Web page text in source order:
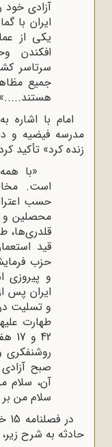
آزادی خود را
ایران با
یکی از عمال
افکندن
سرتاسر کشور،
جمیع مظاهر
هستند.....»[8]
کرد» تأکید کردند:
«با همه
است. مخالفت
حسب اعتراف شاه
محصلین و
قلدری‌ها، طلیعه
قید استعمار
حزب فرمایشی و
و پیروزی است.
ایران پس از
و تسلیت در
روشنفکری و
صبح آزادی و
سلام من بر مصدومان و
در فصلنامه
به شرح زیر، ماجرا